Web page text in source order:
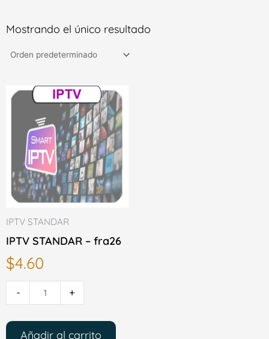
Mostrando el único resultado
IPTV STANDAR
IPTV STANDAR – fra26
$4.60
Cantidad
IPTV
STANDAR
fra26
- +
Añadir al carrito